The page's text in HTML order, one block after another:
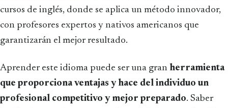
cursos de inglés, donde se aplica un método innovador,
con profesores expertos y nativos americanos que
garantizarán el mejor resultado.
Aprender este idioma puede ser una gran herramienta
que proporciona ventajas y hace del individuo un
profesional competitivo y mejor preparado. Saber